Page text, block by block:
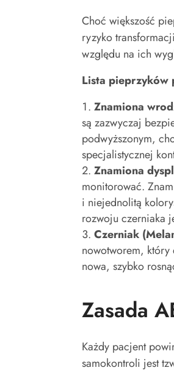
Choć większość
ryzyko
względu na ich
Lista pieprzyków
Znamiona w
są zazwyczaj
podwyższonym,
specjalistycznej
Znamiona d
monitorować.
i niejednolitą
rozwoju czerniaka
Czerniak
nowotworem,
nowa, szybko
Zasada
Każdy pacjent
samokontroli jest